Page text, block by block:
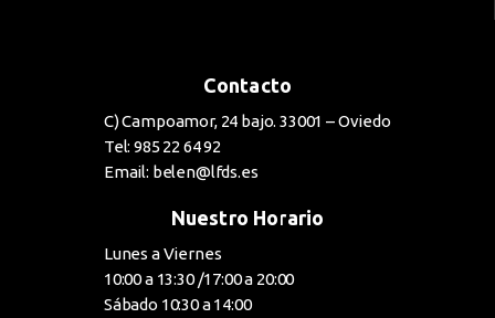
Contacto
C) Campoamor, 24 bajo. 33001 – Oviedo
Tel: 985 22 64 92
Email: belen@lfds.es
Nuestro Horario
Lunes a Viernes
10:00 a 13:30 /17:00 a 20:00
Sábado 10:30 a 14:00